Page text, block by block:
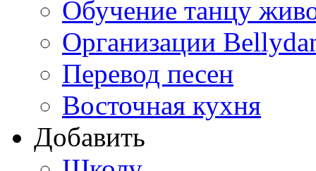
Обучение танцу
Организации
Перевод песен
Восточная кухня
Добавить